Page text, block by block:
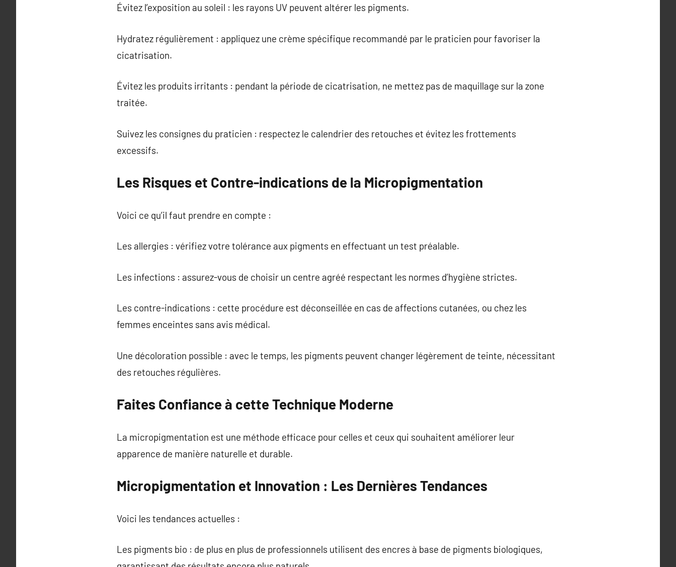
Évitez l’exposition au soleil : les rayons UV peuvent altérer les pigments.
Hydratez régulièrement : appliquez une crème spécifique recommandé par le praticien pour favoriser la
cicatrisation.
Évitez les produits irritants : pendant la période de cicatrisation, ne mettez pas de maquillage sur la zone
traitée.
Suivez les consignes du praticien : respectez le calendrier des retouches et évitez les frottements
excessifs.
Les Risques et Contre-indications de la Micropigmentation
Voici ce qu’il faut prendre en compte :
Les allergies : vérifiez votre tolérance aux pigments en effectuant un test préalable.
Les infections : assurez-vous de choisir un centre agréé respectant les normes d’hygiène strictes.
Les contre-indications : cette procédure est déconseillée en cas de affections cutanées, ou chez les
femmes enceintes sans avis médical.
Une décoloration possible : avec le temps, les pigments peuvent changer légèrement de teinte, nécessitant
des retouches régulières.
Faites Confiance à cette Technique Moderne
La micropigmentation est une méthode efficace pour celles et ceux qui souhaitent améliorer leur
apparence de manière naturelle et durable.
Micropigmentation et Innovation : Les Dernières Tendances
Voici les tendances actuelles :
Les pigments bio : de plus en plus de professionnels utilisent des encres à base de pigments biologiques,